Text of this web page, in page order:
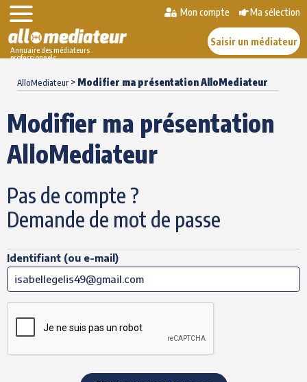
Annuaire des médiateurs
professionnels
Mon compte Ma sélection
Saisir un médiateur
AlloMediateur > Modifier ma présentation AlloMediateur
Modifier ma présentation
AlloMediateur
Pas de compte ?
Demande de mot de passe
Identifiant (ou e-mail)